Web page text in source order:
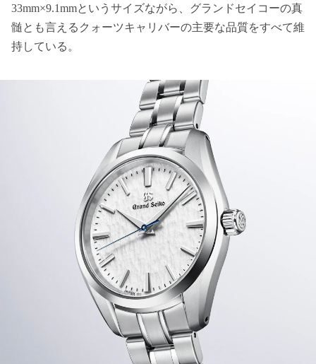
33mm×9.1mmというサイズながら、グランドセイコーの真
髄とも言えるクォーツキャリバーの主要な品質をすべて維
持している。